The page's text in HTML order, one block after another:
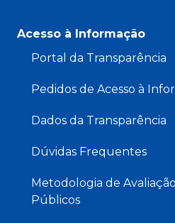
Acesso à Informação
Portal da Transparência
Pedidos de Acesso à
Dados da Transparência
Dúvidas Frequentes
Metodologia de
Públicos